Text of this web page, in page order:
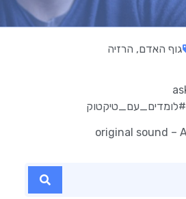
גוף האדם, הרזיה
#לומדים_עם_טיקטוק